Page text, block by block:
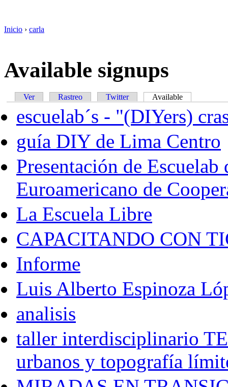
Inicio › carla
Available signups
Ver Rastreo Twitter Available
escuelab´s - "(DIYers)
guía DIY de Lima Centro
Presentación de
Euroamericano de
La Escuela Libre
CAPACITANDO CON
Informe
Luis Alberto Espinoza
analisis
taller interdisciplinario
urbanos y topografía